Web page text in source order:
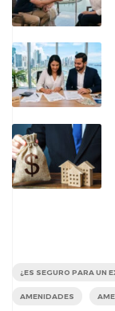
¿ES SEGURO PARA UN
AMENIDADES